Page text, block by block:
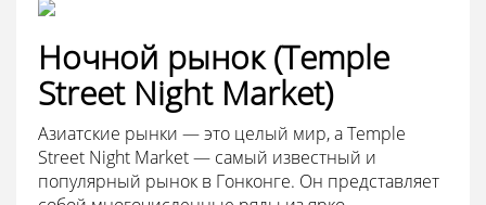
Ночной рынок (Temple
Street Night Market)
Азиатские рынки — это целый мир, а Temple
Street Night Market — самый известный и
популярный рынок в Гонконге. Он представляет